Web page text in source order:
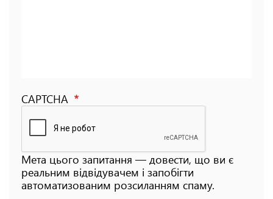
CAPTCHA
Мета цього запитання — довести, що ви є
реальним відвідувачем і запобігти
автоматизованим розсиланням спаму.